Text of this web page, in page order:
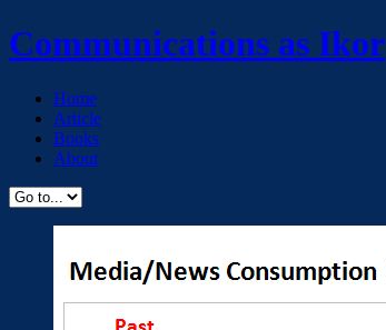
Communications as Ikor
Home
Article
Books
About